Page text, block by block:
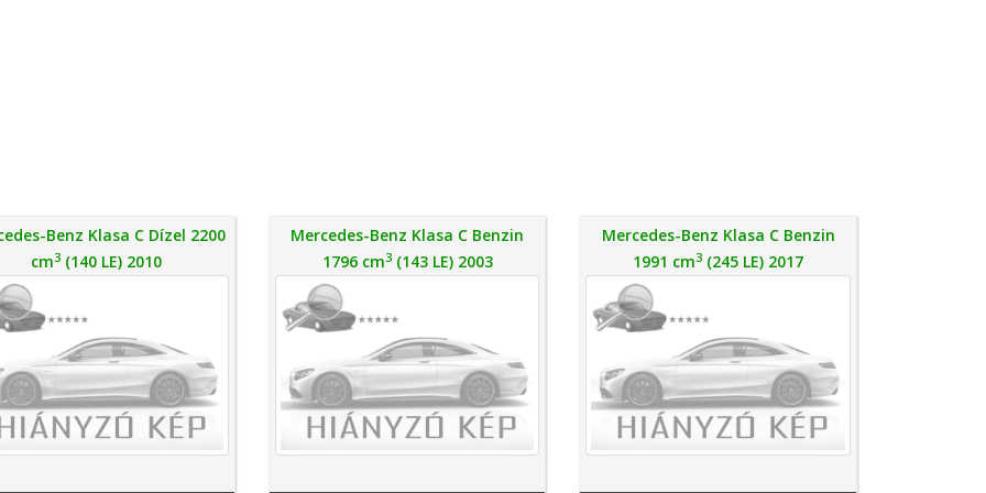
Benz Klasa C Dízel 2200
cm3 (140 LE) 2010
Mercedes-Benz Klasa C Benzin
1796 cm3(143 LE) 2003
Mercedes-Benz Klasa C Benzin
1991 cm3 (245 LE) 2017